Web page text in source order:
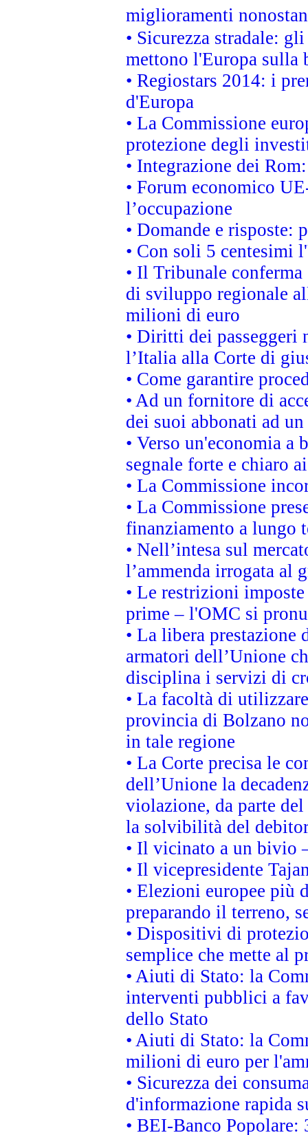
miglioramenti
• Sicurezza stradale:
mettono l'Europa sulla
• Regiostars 2014: i
d'Europa
• La Commissione
protezione degli
• Integrazione dei
• Forum economico
l’occupazione
• Domande e risposte:
• Con soli 5 centesimi
• Il Tribunale
di sviluppo regionale
milioni di euro
• Diritti dei passeggeri
l’Italia alla Corte di
• Come garantire
• Ad un fornitore di
dei suoi abbonati ad
• Verso un'economia
segnale forte e chiaro
• La Commissione
• La Commissione
finanziamento a lungo
• Nell’intesa sul
l’ammenda irrogata al
• Le restrizioni
prime – l'OMC si
• La libera
armatori dell’Unione
disciplina i servizi di
• La facoltà di
provincia di Bolzano
in tale regione
• La Corte precisa le
dell’Unione la
violazione, da parte
la solvibilità del
• Il vicinato a un bivio
• Il vicepresidente
• Elezioni europee più
preparando il terreno,
• Dispositivi di
semplice che mette al
• Aiuti di Stato: la
interventi pubblici a
dello Stato
• Aiuti di Stato: la
milioni di euro per
• Sicurezza dei
d'informazione rapida
• BEI-Banco